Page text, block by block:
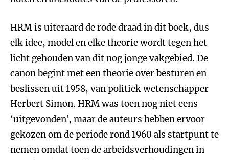
HRM is uiteraard de rode draad in dit boek, dus
elk idee, model en elke theorie wordt tegen het
licht gehouden van dit nog jonge vakgebied. De
canon begint met een theorie over besturen en
beslissen uit 1958, van politiek wetenschapper
Herbert Simon. HRM was toen nog niet eens
‘uitgevonden', maar de auteurs hebben ervoor
gekozen om de periode rond 1960 als startpunt te
nemen omdat toen de arbeidsverhoudingen in